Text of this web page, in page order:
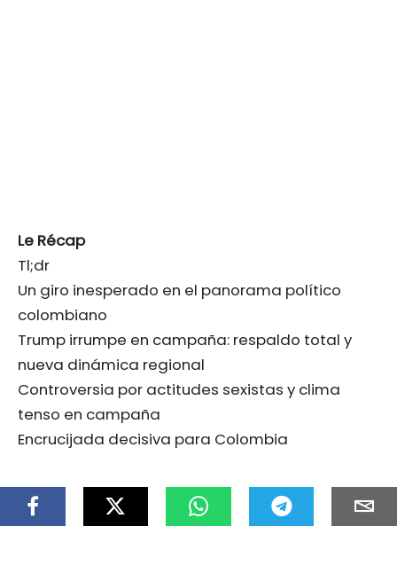
Le Récap
Tl;dr
Un giro inesperado en el panorama político
colombiano
Trump irrumpe en campaña: respaldo total y
nueva dinámica regional
Controversia por actitudes sexistas y clima
tenso en campaña
Encrucijada decisiva para Colombia